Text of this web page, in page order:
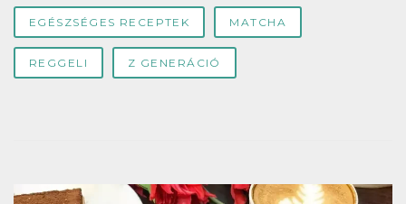
EGÉSZSÉGES RECEPTEK MATCHA
REGGELI Z GENERÁCIÓ